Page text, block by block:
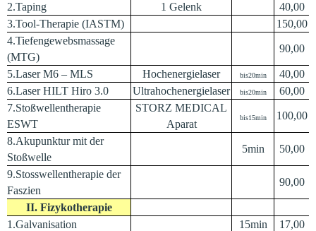
2.Taping 1 Gelenk
40,00
3.Tool-Therapie (IASTM)
150,00
4.Tiefengewebsmassage
(MTG)
90,00
5.Laser M6 – MLS Hochenergielaser bis20min
40,00
6.Laser HILT Hiro 3.0
Ultrahochenergielaser bis20min
60,00
7.Stoßwellentherapie
ESWT
STORZ MEDICAL
Aparat
bis15min 100,00
8.Akupunktur mit der
Stoßwelle
5min 50,00
9.Stosswellentherapie der
Faszien
90,00
II. Fizykotherapie
1.Galvanisation
15min 17,00